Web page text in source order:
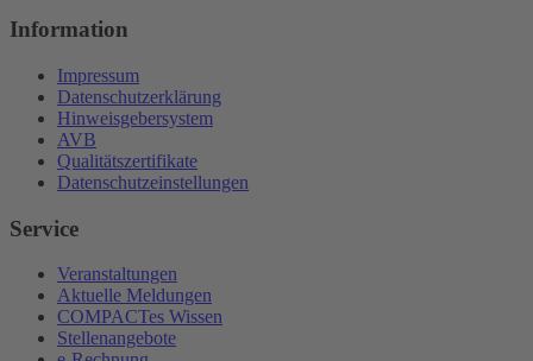
Information
Impressum
Datenschutzerklärung
Hinweisgebersystem
AVB
Qualitätszertifikate
Datenschutzeinstellungen
Service
Veranstaltungen
Aktuelle Meldungen
COMPACTes Wissen
Stellenangebote